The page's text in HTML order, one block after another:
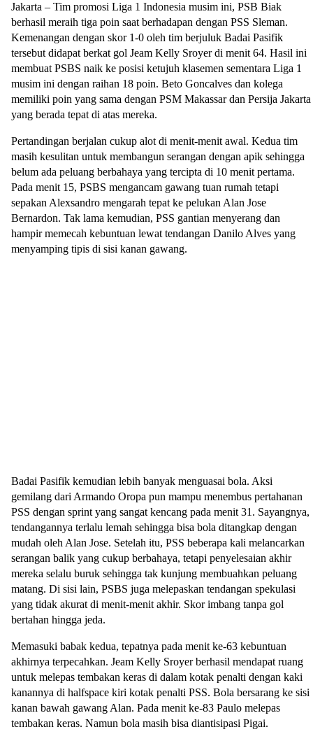
Jakarta – Tim promosi Liga 1 Indonesia musim ini, PSB Biak
berhasil meraih tiga poin saat berhadapan dengan PSS Sleman.
Kemenangan dengan skor 1-0 oleh tim berjuluk Badai Pasifik
tersebut didapat berkat gol Jeam Kelly Sroyer di menit 64. Hasil ini
membuat PSBS naik ke posisi ketujuh klasemen sementara Liga 1
musim ini dengan raihan 18 poin. Beto Goncalves dan kolega
memiliki poin yang sama dengan PSM Makassar dan Persija Jakarta
yang berada tepat di atas mereka.
Pertandingan berjalan cukup alot di menit-menit awal. Kedua tim
masih kesulitan untuk membangun serangan dengan apik sehingga
belum ada peluang berbahaya yang tercipta di 10 menit pertama.
Pada menit 15, PSBS mengancam gawang tuan rumah tetapi
sepakan Alexsandro mengarah tepat ke pelukan Alan Jose
Bernardon. Tak lama kemudian, PSS gantian menyerang dan
hampir memecah kebuntuan lewat tendangan Danilo Alves yang
menyamping tipis di sisi kanan gawang.
Badai Pasifik kemudian lebih banyak menguasai bola. Aksi
gemilang dari Armando Oropa pun mampu menembus pertahanan
PSS dengan sprint yang sangat kencang pada menit 31. Sayangnya,
tendangannya terlalu lemah sehingga bisa bola ditangkap dengan
mudah oleh Alan Jose. Setelah itu, PSS beberapa kali melancarkan
serangan balik yang cukup berbahaya, tetapi penyelesaian akhir
mereka selalu buruk sehingga tak kunjung membuahkan peluang
matang. Di sisi lain, PSBS juga melepaskan tendangan spekulasi
yang tidak akurat di menit-menit akhir. Skor imbang tanpa gol
bertahan hingga jeda.
Memasuki babak kedua, tepatnya pada menit ke-63 kebuntuan
akhirnya terpecahkan. Jeam Kelly Sroyer berhasil mendapat ruang
untuk melepas tembakan keras di dalam kotak penalti dengan kaki
kanannya di halfspace kiri kotak penalti PSS. Bola bersarang ke sisi
kanan bawah gawang Alan. Pada menit ke-83 Paulo melepas
tembakan keras. Namun bola masih bisa diantisipasi Pigai.